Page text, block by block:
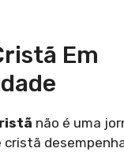
Em
não é uma
cristã